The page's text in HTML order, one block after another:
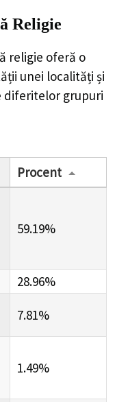
Religie
religie oferă o
unei localități și
diferitelor grupuri
Procent
59.19%
28.96%
7.81%
1.49%